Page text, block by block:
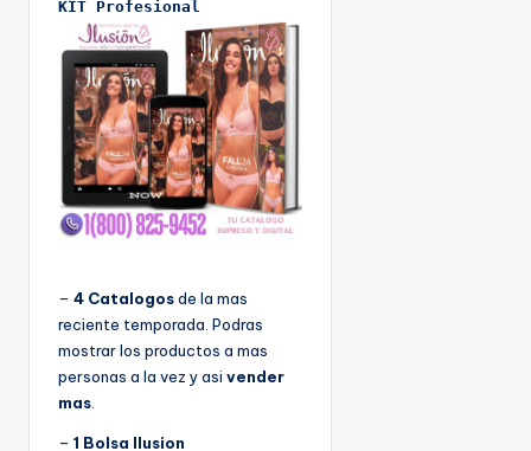
– 4 Catalogosde la mas
reciente temporada. Podras
mostrar los productos a mas
personas a la vez y asi vender
mas.
– 1 Bolsa Ilusion